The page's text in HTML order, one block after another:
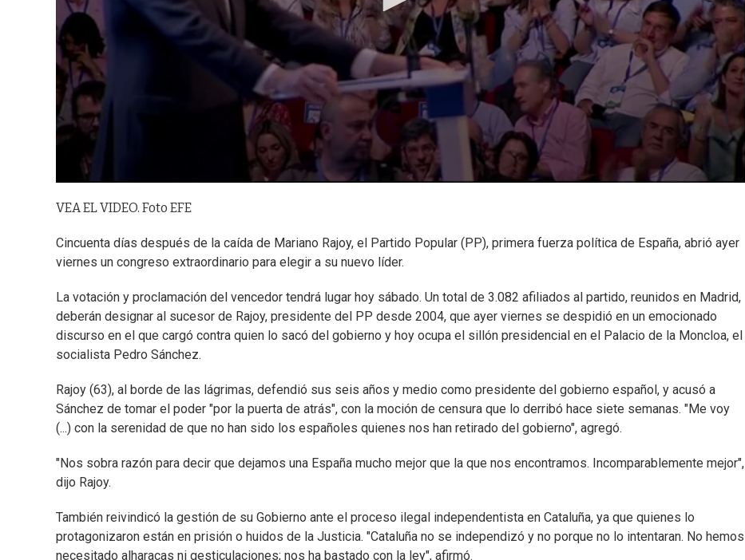
VEA EL VIDEO. Foto EFE
Cincuenta días después de la caída de Mariano Rajoy, el Partido Popular (PP), primera fuerza política de España, abrió ayer
viernes un congreso extraordinario para elegir a su nuevo líder.
La votación y proclamación del vencedor tendrá lugar hoy sábado. Un total de 3.082 afiliados al partido, reunidos en Madrid,
deberán designar al sucesor de Rajoy, presidente del PP desde 2004, que ayer viernes se despidió en un emocionado
discurso en el que cargó contra quien lo sacó del gobierno y hoy ocupa el sillón presidencial en el Palacio de la Moncloa, el
socialista Pedro Sánchez.
Rajoy (63), al borde de las lágrimas, defendió sus seis años y medio como presidente del gobierno español, y acusó a
Sánchez de tomar el poder "por la puerta de atrás", con la moción de censura que lo derribó hace siete semanas. "Me voy
(...) con la serenidad de que no han sido los españoles quienes nos han retirado del gobierno", agregó.
"Nos sobra razón para decir que dejamos una España mucho mejor que la que nos encontramos. Incomparablemente mejor",
dijo Rajoy.
También reivindicó la gestión de su Gobierno ante el proceso ilegal independentista en Cataluña, ya que quienes lo
protagonizaron están en prisión o huidos de la Justicia. "Cataluña no se independizó y no porque no lo intentaran. No hemos
necesitado alharacas ni gesticulaciones; nos ha bastado con la ley", afirmó.